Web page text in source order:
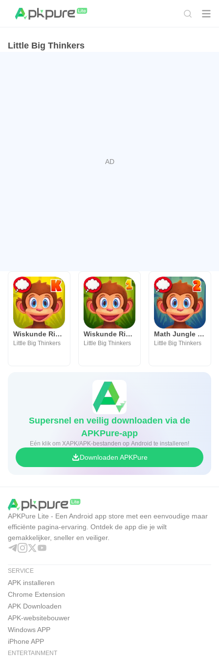
Little Big Thinkers
Wiskunde Rimboe Kleuterschool
Little Big Thinkers
Wiskunde Rimboe : Grade 1
Little Big Thinkers
Math Jungle : Grade 2 Math
Little Big Thinkers
Supersnel en veilig downloaden via de
APKPure-app
Eén klik om XAPK/APK-bestanden op Android te installeren!
Downloaden APKPure
APKPure Lite - Een Android app store met een eenvoudige maar
efficiënte pagina-ervaring. Ontdek de app die je wilt
gemakkelijker, sneller en veiliger.
SERVICE
APK installeren
Chrome Extension
APK Downloaden
APK-websitebouwer
Windows APP
iPhone APP
ENTERTAINMENT